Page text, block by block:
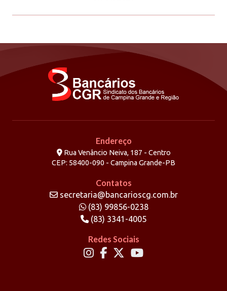
Endereço
Rua Venâncio Neiva, 187 - Centro
CEP: 58400-090 - Campina Grande-PB
Contatos
secretaria@bancarioscg.com.br
(83) 99856-0238
(83) 3341-4005
Redes Sociais